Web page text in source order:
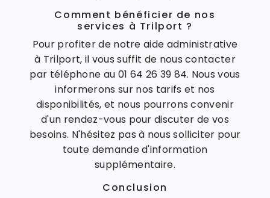
Comment bénéficier de nos
services à Trilport ?
Pour profiter de notre aide administrative
à Trilport, il vous suffit de nous contacter
par téléphone au 01 64 26 39 84. Nous vous
informerons sur nos tarifs et nos
disponibilités, et nous pourrons convenir
d'un rendez-vous pour discuter de vos
besoins. N'hésitez pas à nous solliciter pour
toute demande d'information
supplémentaire.
Conclusion